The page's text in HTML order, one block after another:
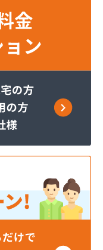
本株式会社 広島
本株式会社 本
ンター
直通